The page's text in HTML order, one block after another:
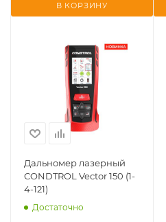
В КОРЗИНУ
Дальномер лазерный
CONDTROL Vector 150 (1-
4-121)
Достаточно